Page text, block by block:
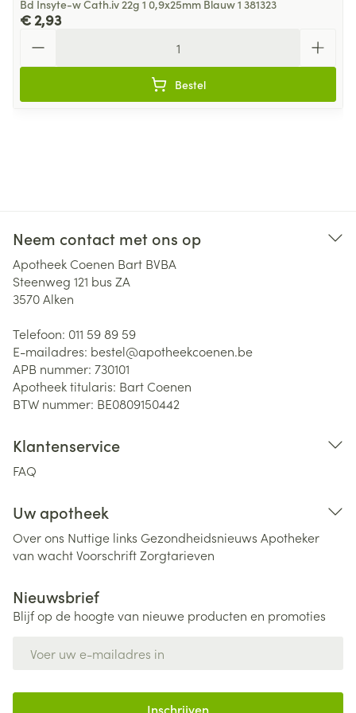
Bd Insyte-w Cath.iv 22g 1 0,9x25mm Blauw 1 381323
€ 2,93
Bestel
Neem contact met ons op
Apotheek Coenen Bart BVBA
Steenweg 121 bus ZA
3570Alken
Telefoon: 011 59 89 59
E-mailadres: bestel@apotheekcoenen.be
APB nummer: 730101
Apotheek titularis: Bart Coenen
BTW nummer: BE0809150442
Klantenservice
FAQ
Uw apotheek
Over ons Nuttige links Gezondheidsnieuws Apotheker
van wachtVoorschriftZorgtarieven
Nieuwsbrief
Blijf op de hoogte van nieuwe producten en promoties
Inschrijven